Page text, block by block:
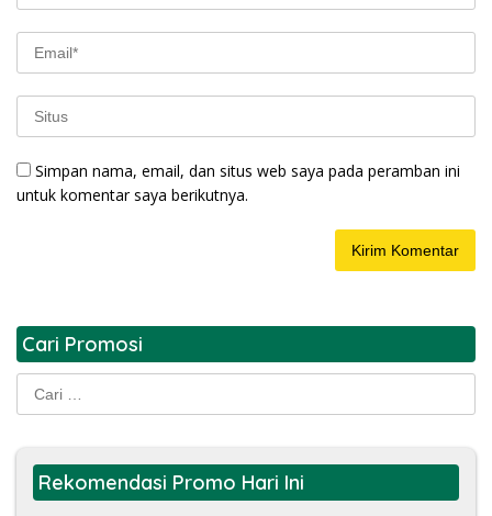
Simpan nama, email, dan situs web saya pada peramban ini
untuk komentar saya berikutnya.
Cari Promosi
Rekomendasi Promo Hari Ini